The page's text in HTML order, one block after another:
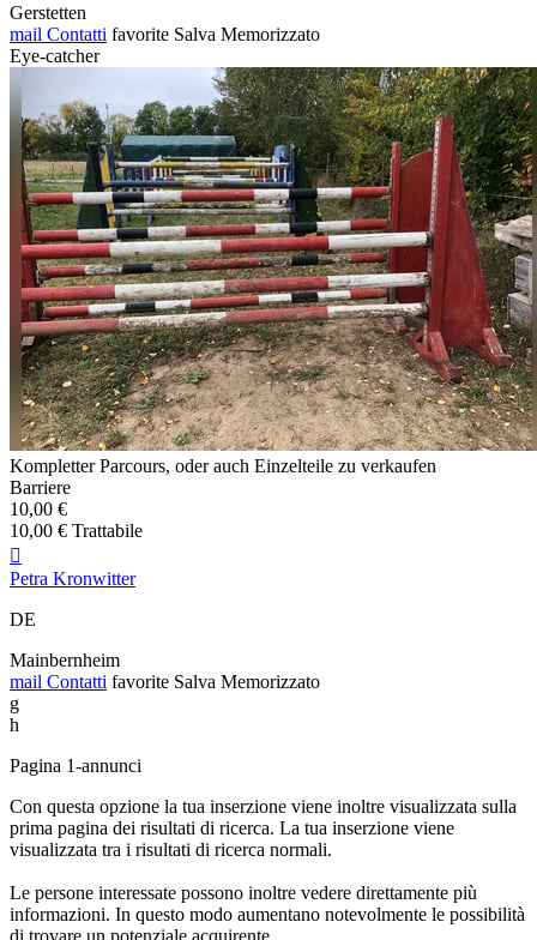
Gerstetten
mail Contatti favorite Salva Memorizzato
Eye-catcher
Kompletter Parcours, oder auch Einzelteile zu verkaufen
Barriere
10,00 €
10,00 € Trattabile

Petra Kronwitter
DE
Mainbernheim
mail Contatti favorite Salva Memorizzato
g
h
Pagina 1-annunci
Con questa opzione la tua inserzione viene inoltre visualizzata sulla
prima pagina dei risultati di ricerca. La tua inserzione viene
visualizzata tra i risultati di ricerca normali.
Le persone interessate possono inoltre vedere direttamente più
informazioni. In questo modo aumentano notevolmente le possibilità
di trovare un potenziale acquirente.